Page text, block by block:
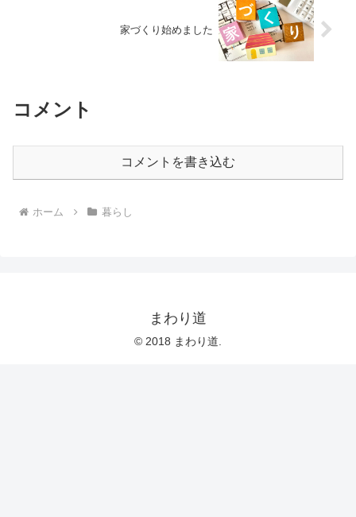
家づくり始めました
コメント
コメントを書き込む
ホーム 暮らし
まわり道
© 2018 まわり道.